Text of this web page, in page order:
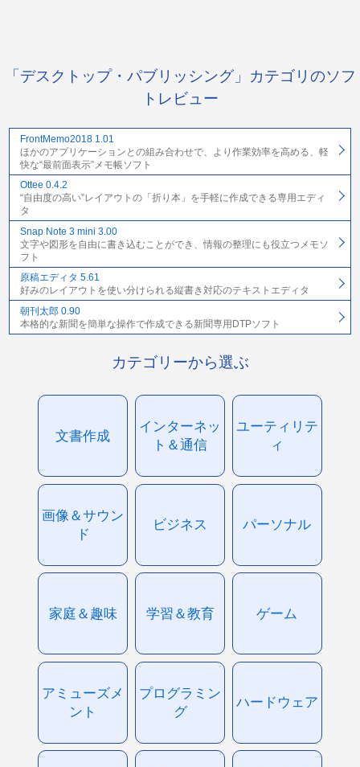
「デスクトップ・パブリッシング」カテゴリのソフ
トレビュー
FrontMemo2018 1.01
ほかのアプリケーションとの組み合わせで、より作業効率を高める、軽
快な“最前面表示”メモ帳ソフト
Ottee 0.4.2
“自由度の高い”レイアウトの「折り本」を手軽に作成できる専用エディ
タ
Snap Note 3 mini 3.00
文字や図形を自由に書き込むことができ、情報の整理にも役立つメモソ
フト
原稿エディタ 5.61
好みのレイアウトを使い分けられる縦書き対応のテキストエディタ
朝刊太郎 0.90
本格的な新聞を簡単な操作で作成できる新聞専用DTPソフト
カテゴリーから選ぶ
文書作成
インターネッ
ト＆通信
ユーティリテ
ィ
画像＆サウン
ド
ビジネス パーソナル
家庭＆趣味 学習＆教育 ゲーム
アミューズメ
ント
プログラミン
グ
ハードウェア